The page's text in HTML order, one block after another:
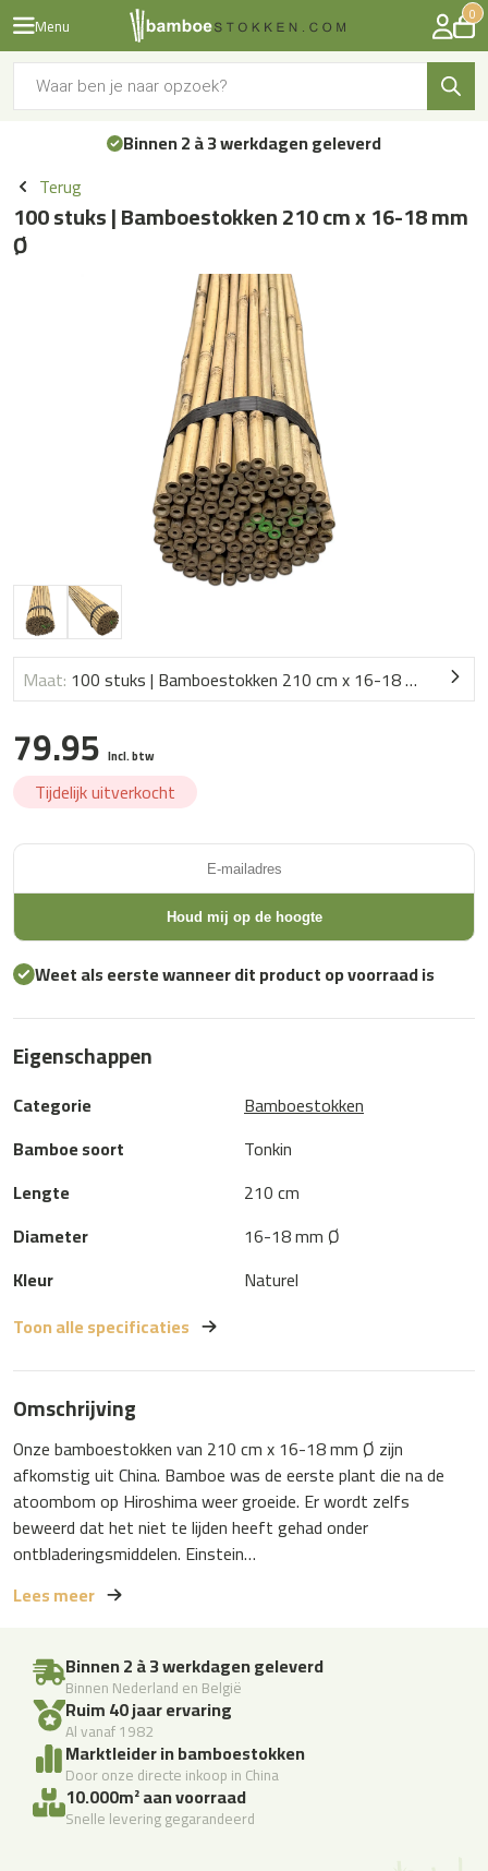
Menu 0
Producten
zoeken
Binnen 2 à 3 werkdagen geleverd
Terug
100 stuks | Bamboestokken 210 cm x 16-18 mm
Ø
Maat: 100 stuks | Bamboestokken 210 cm x 16-18 mm Ø
79.95 Incl. btw
Tijdelijk uitverkocht
Weet als eerste wanneer dit product op voorraad is
Omschrijving
Onze bamboestokken van 210 cm x 16-18 mm Ø zijn
afkomstig uit China. Bamboe was de eerste plant die na de
atoombom op Hiroshima weer groeide. Er wordt zelfs
beweerd dat het niet te lijden heeft gehad onder
ontbladeringsmiddelen. Einstein…
Lees meer
Binnen 2 à 3 werkdagen geleverd
Binnen Nederland en België
Ruim 40 jaar ervaring
Al vanaf 1982
Marktleider in bamboestokken
Door onze directe inkoop in China
10.000m² aan voorraad
Snelle levering gegarandeerd
Eigenschappen
Categorie
Bamboestokken
Bamboe soort
Tonkin
Lengte
210 cm
Diameter
16-18 mm Ø
Kleur
Naturel
Toon alle specificaties